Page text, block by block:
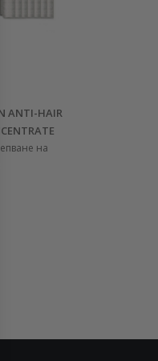
ANTI-HAIR
на